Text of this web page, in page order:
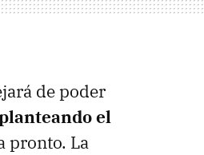
de poder
el
pronto. La